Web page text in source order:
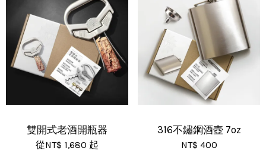
雙開式老酒開瓶器
從NT$ 1,680 起
316不鏽鋼酒壺 7oz
NT$ 400